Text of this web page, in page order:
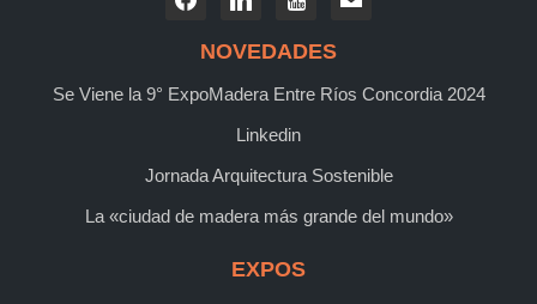
NOVEDADES
Se Viene la 9° ExpoMadera Entre Ríos Concordia 2024
Linkedin
Jornada Arquitectura Sostenible
La «ciudad de madera más grande del mundo»
EXPOS